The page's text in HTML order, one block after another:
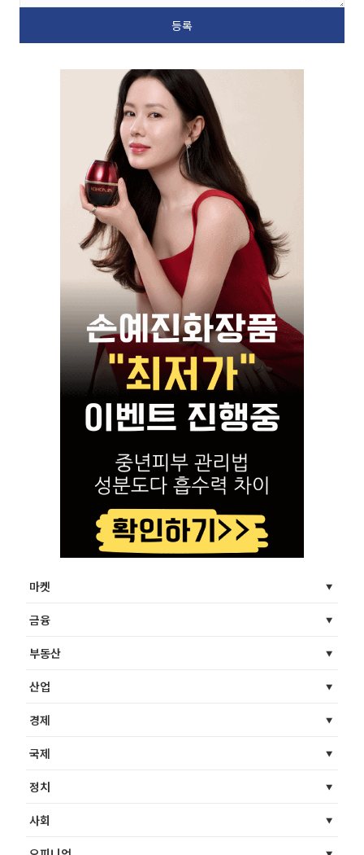
마켓
금융
부동산
산업
경제
국제
정치
사회